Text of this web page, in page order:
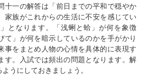
一の解答は「前日までの平和で穏やか
家族がこれからの生活に不安を感じてい
となります。「浅蜊と蛤」が何を象徴
て」が何を暗示しているのかを手がかり
事をまとめ人物の心情を具体的に表現す
す。入試では頻出の問題となります。解
うにしておきましょう。